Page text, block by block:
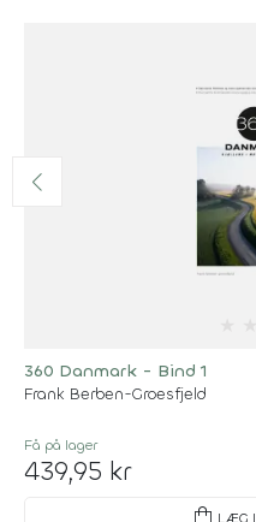
360 Danmark - Bind 1
Frank Berben-Groesfjeld
Få på lager
439,95 kr